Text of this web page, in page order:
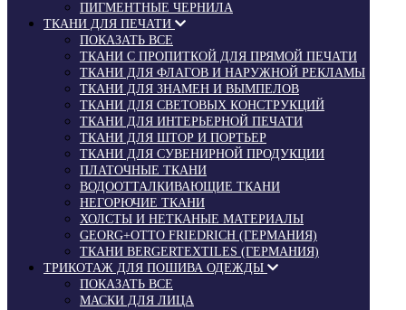
ПИГМЕНТНЫЕ ЧЕРНИЛА
ТКАНИ ДЛЯ ПЕЧАТИ
ПОКАЗАТЬ ВСЕ
ТКАНИ С ПРОПИТКОЙ ДЛЯ ПРЯМОЙ ПЕЧАТИ
ТКАНИ ДЛЯ ФЛАГОВ И НАРУЖНОЙ РЕКЛАМЫ
ТКАНИ ДЛЯ ЗНАМЕН И ВЫМПЕЛОВ
ТКАНИ ДЛЯ СВЕТОВЫХ КОНСТРУКЦИЙ
ТКАНИ ДЛЯ ИНТЕРЬЕРНОЙ ПЕЧАТИ
ТКАНИ ДЛЯ ШТОР И ПОРТЬЕР
ТКАНИ ДЛЯ СУВЕНИРНОЙ ПРОДУКЦИИ
ПЛАТОЧНЫЕ ТКАНИ
ВОДООТТАЛКИВАЮЩИЕ ТКАНИ
НЕГОРЮЧИЕ ТКАНИ
ХОЛСТЫ И НЕТКАНЫЕ МАТЕРИАЛЫ
GEORG+OTTO FRIEDRICH (ГЕРМАНИЯ)
ТКАНИ BERGERTEXTILES (ГЕРМАНИЯ)
ТРИКОТАЖ ДЛЯ ПОШИВА ОДЕЖДЫ
ПОКАЗАТЬ ВСЕ
МАСКИ ДЛЯ ЛИЦА